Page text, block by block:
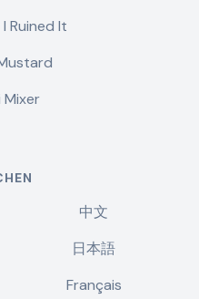
Ruined It
Mixer
中文
日本語
Français